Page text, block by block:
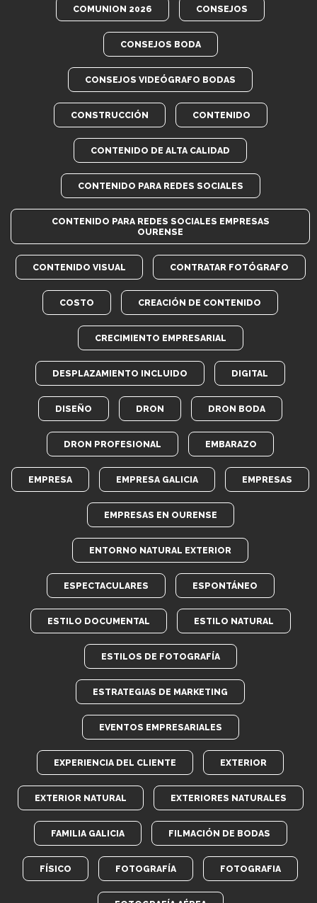
COMUNION 2026 CONSEJOS
CONSEJOS BODA
CONSEJOS VIDEÓGRAFO BODAS
CONSTRUCCIÓN CONTENIDO
CONTENIDO DE ALTA CALIDAD
CONTENIDO PARA REDES SOCIALES
CONTENIDO PARA REDES SOCIALES EMPRESAS
OURENSE
CONTENIDO VISUAL CONTRATAR FOTÓGRAFO
COSTO CREACIÓN DE CONTENIDO
CRECIMIENTO EMPRESARIAL
DESPLAZAMIENTO INCLUIDO DIGITAL
DISEÑO DRON DRON BODA
DRON PROFESIONAL EMBARAZO
EMPRESA EMPRESA GALICIA EMPRESAS
EMPRESAS EN OURENSE
ENTORNO NATURAL EXTERIOR
ESPECTACULARES ESPONTÁNEO
ESTILO DOCUMENTAL ESTILO NATURAL
ESTILOS DE FOTOGRAFÍA
ESTRATEGIAS DE MARKETING
EVENTOS EMPRESARIALES
EXPERIENCIA DEL CLIENTE EXTERIOR
EXTERIOR NATURAL EXTERIORES NATURALES
FAMILIA GALICIA FILMACIÓN DE BODAS
FÍSICO FOTOGRAFÍA FOTOGRAFIA